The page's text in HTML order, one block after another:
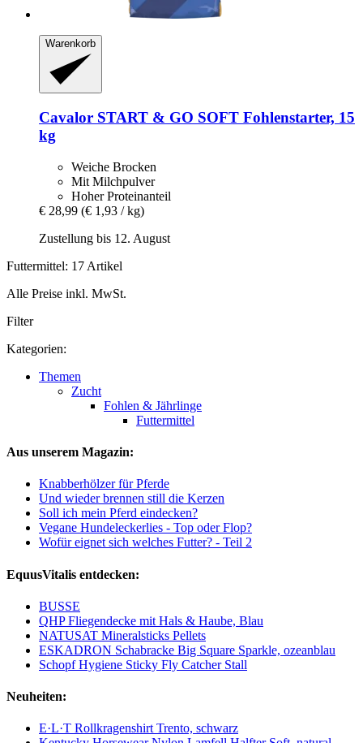
Warenkorb
Cavalor START & GO SOFT Fohlenstarter, 15
kg
Weiche Brocken
Mit Milchpulver
Hoher Proteinanteil
€ 28,99 (€ 1,93 / kg)
Zustellung bis 12. August
Futtermittel: 17 Artikel
Alle Preise inkl. MwSt.
Filter
Kategorien:
Themen
Zucht
Fohlen & Jährlinge
Futtermittel
Aus unserem Magazin:
Knabberhölzer für Pferde
Und wieder brennen still die Kerzen
Soll ich mein Pferd eindecken?
Vegane Hundeleckerlies - Top oder Flop?
Wofür eignet sich welches Futter? - Teil 2
EquusVitalis entdecken:
BUSSE
QHP Fliegendecke mit Hals & Haube, Blau
NATUSAT Mineralsticks Pellets
ESKADRON Schabracke Big Square Sparkle, ozeanblau
Schopf Hygiene Sticky Fly Catcher Stall
Neuheiten:
E·L·T Rollkragenshirt Trento, schwarz